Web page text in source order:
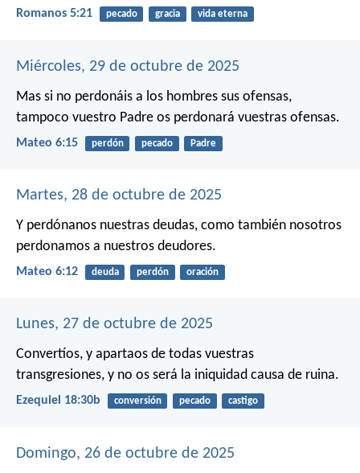
Romanos 5:21 pecado gracia vida eterna
Miércoles, 29 de octubre de 2025
Mas si no perdonáis a los hombres sus ofensas,
tampoco vuestro Padre os perdonará vuestras ofensas.
Mateo 6:15 perdón pecado Padre
Martes, 28 de octubre de 2025
Y perdónanos nuestras deudas, como también nosotros
perdonamos a nuestros deudores.
Mateo 6:12 deuda perdón oración
Lunes, 27 de octubre de 2025
Convertíos, y apartaos de todas vuestras
transgresiones, y no os será la iniquidad causa de ruina.
Ezequiel 18:30b conversión pecado castigo
Domingo, 26 de octubre de 2025